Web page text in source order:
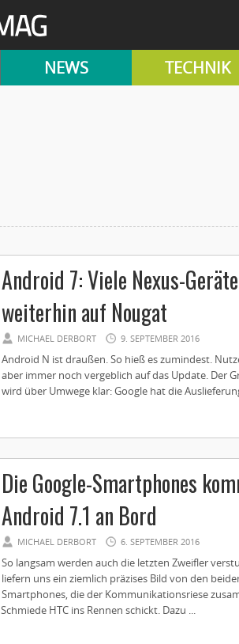
NEWS TECHNIK
Android 7: Viele Nexus-
weiterhin auf Nougat
MICHAEL DERBORT 9. SEPTEMBER 2016
Android N ist draußen. So hieß es zumindest.
aber immer noch vergeblich auf das Update. Der
wird über Umwege klar: Google hat die
Die Google-Smartphones
Android 7.1 an Bord
MICHAEL DERBORT 6. SEPTEMBER 2016
So langsam werden auch die letzten Zweifler
liefern uns ein ziemlich präzises Bild von den
Smartphones, die der Kommunikationsriese
Schmiede HTC ins Rennen schickt. Dazu ...